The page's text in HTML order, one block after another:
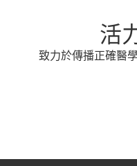
活
致力於傳播正確醫